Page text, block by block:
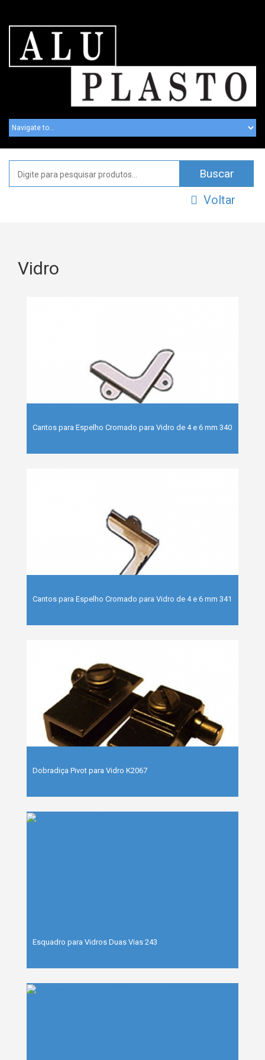
Voltar
Vidro
Cantos para Espelho Cromado para Vidro de 4 e 6 mm 340
Cantos para Espelho Cromado para Vidro de 4 e 6 mm 341
Dobradiça Pivot para Vidro K2067
Esquadro para Vidros Duas Vias 243